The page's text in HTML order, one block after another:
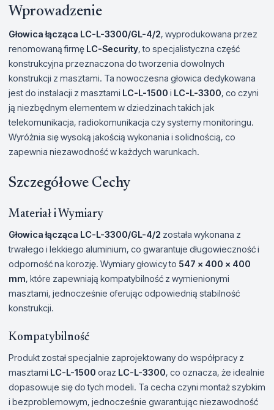
Wprowadzenie
Głowica łącząca LC-L-3300/GL-4/2, wyprodukowana przez
renomowaną firmę LC-Security, to specjalistyczna część
konstrukcyjna przeznaczona do tworzenia dowolnych
konstrukcji z masztami. Ta nowoczesna głowica dedykowana
jest do instalacji z masztami LC-L-1500 i LC-L-3300, co czyni
ją niezbędnym elementem w dziedzinach takich jak
telekomunikacja, radiokomunikacja czy systemy monitoringu.
Wyróżnia się wysoką jakością wykonania i solidnością, co
zapewnia niezawodność w każdych warunkach.
Szczegółowe Cechy
Materiał i Wymiary
Głowica łącząca LC-L-3300/GL-4/2 została wykonana z
trwałego i lekkiego aluminium, co gwarantuje długowieczność i
odporność na korozję. Wymiary głowicy to 547 x 400 x 400
mm, które zapewniają kompatybilność z wymienionymi
masztami, jednocześnie oferując odpowiednią stabilność
konstrukcji.
Kompatybilność
Produkt został specjalnie zaprojektowany do współpracy z
masztami LC-L-1500 oraz LC-L-3300, co oznacza, że idealnie
dopasowuje się do tych modeli. Ta cecha czyni montaż szybkim
i bezproblemowym, jednocześnie gwarantując niezawodność